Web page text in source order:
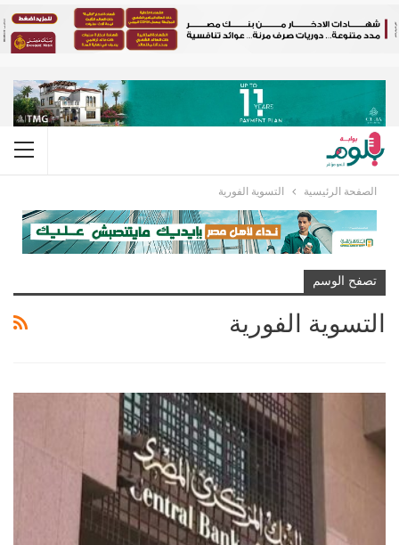
الصفحة الرئيسية التسوية الفورية
تصفح الوسم
التسوية الفورية